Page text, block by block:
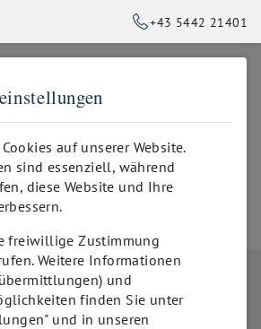
+43 5442 21401
auf unserer Website.
sind essenziell, während
diese Website und Ihre
freiwillige Zustimmung
Weitere Informationen
und
finden Sie unter
und in unseren